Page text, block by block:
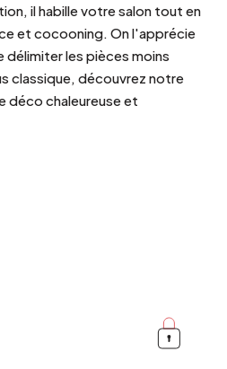
il habille votre salon tout en
et cocooning. On l'apprécie
délimiter les pièces moins
classique, découvrez notre
déco chaleureuse et